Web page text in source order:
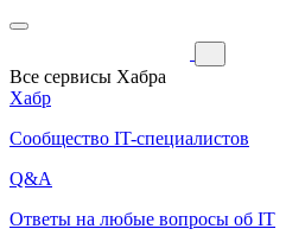
Все сервисы Хабра
Хабр
Сообщество IT-специалистов
Q&A
Ответы на любые вопросы об IT